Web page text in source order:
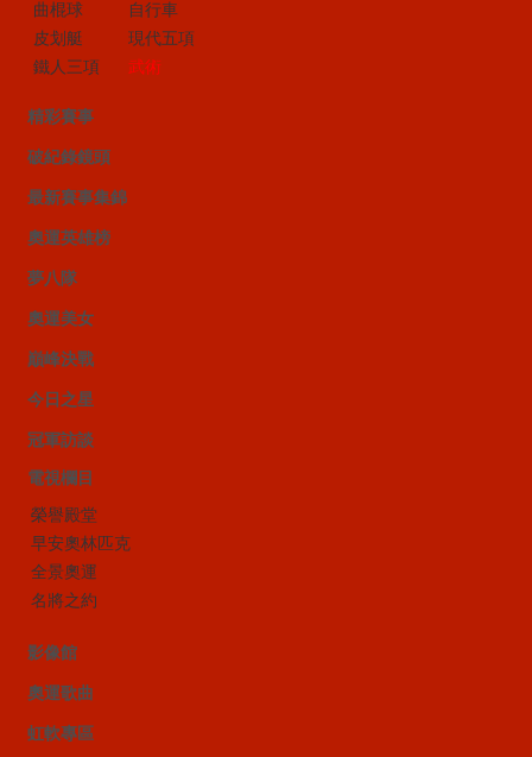
曲棍球
自行車
皮划艇
現代五項
鐵人三項
武術
精彩賽事
破紀錄鏡頭
最新賽事集錦
奧運英雄榜
夢八隊
奧運美女
巔峰決戰
今日之星
冠軍訪談
電視欄目
榮譽殿堂
早安奧林匹克
全景奧運
名將之約
影像館
奧運歌曲
虹軟專區